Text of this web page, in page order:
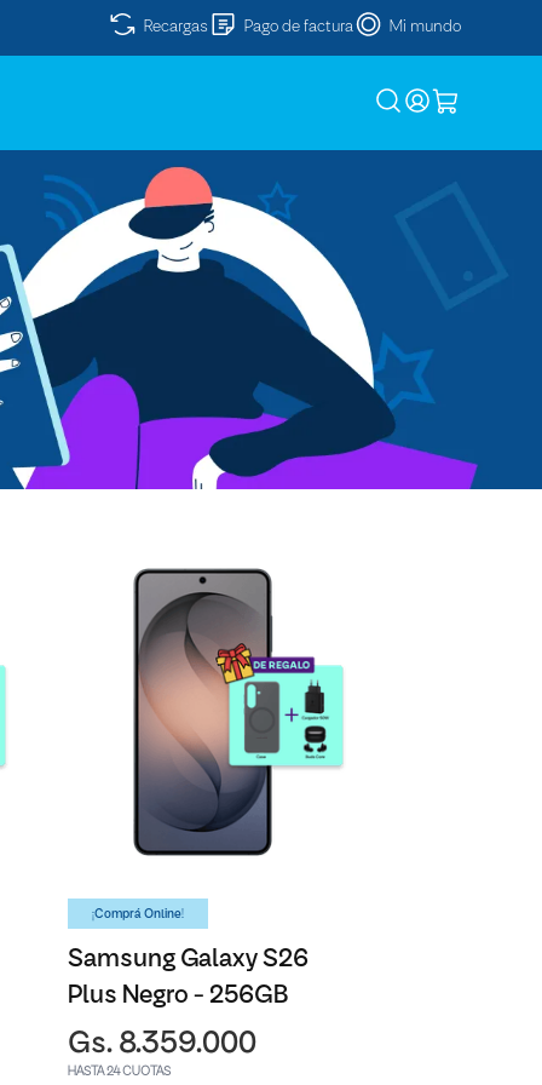
Recargas Pago de factura Mi mundo
¡Comprá Online!
Samsung Galaxy S26
Plus Negro - 256GB
Gs. 8.359.000
HASTA 24 CUOTAS